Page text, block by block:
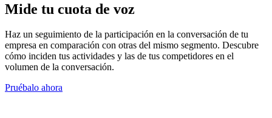
Mide tu cuota de voz
Haz un seguimiento de la participación en la conversación de tu
empresa en comparación con otras del mismo segmento. Descubre
cómo inciden tus actividades y las de tus competidores en el
volumen de la conversación.
Pruébalo ahora